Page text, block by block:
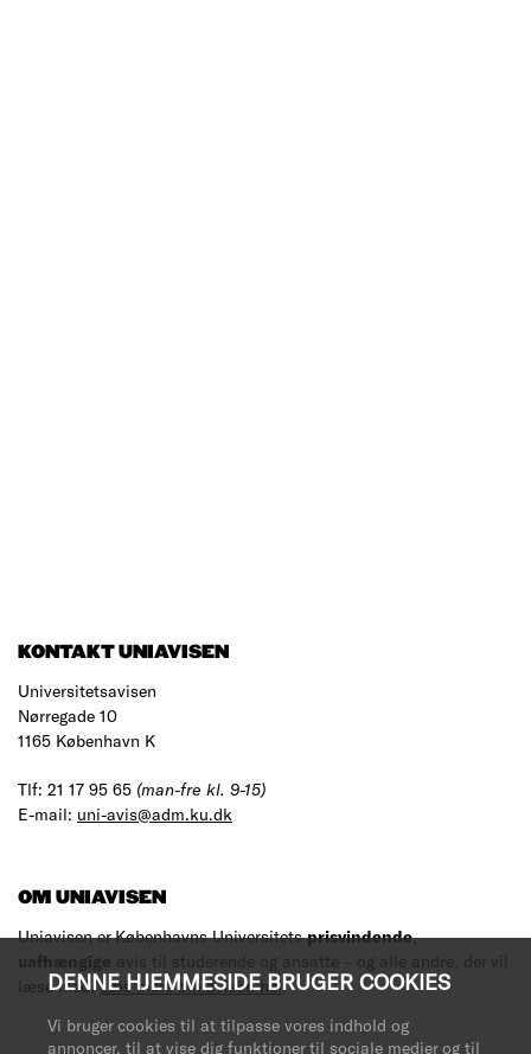
DENNE HJEMMESIDE BRUGER COOKIES
Vi bruger cookies til at tilpasse vores indhold og
annoncer, til at vise dig funktioner til sociale medier og til
KONTAKT UNIAVISEN
Universitetsavisen
Nørregade 10
1165 København K
Tlf: 21 17 95 65 (man-fre kl. 9-15)
E-mail: uni-avis@adm.ku.dk
OM UNIAVISEN
Uniavisen er Københavns Universitetsprisvindende,
uafhængige avis til studerende og ansatte – og alle andre, der vil
læse med.Læs mere om avisen her.